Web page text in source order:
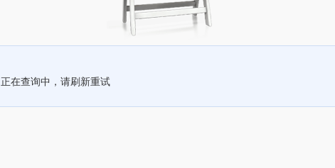
正在查询中，请刷新重试